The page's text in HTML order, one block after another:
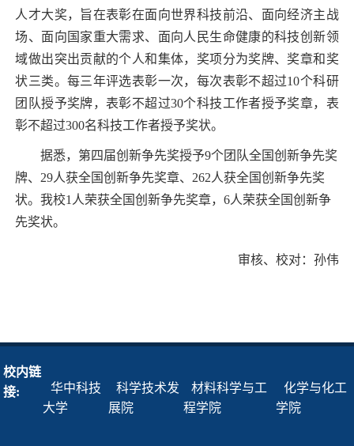
人才大奖，旨在表彰在面向世界科技前沿、面向经济主战
场、面向国家重大需求、面向人民生命健康的科技创新领
域做出突出贡献的个人和集体，奖项分为奖牌、奖章和奖
状三类。每三年评选表彰一次，每次表彰不超过10个科研
团队授予奖牌，表彰不超过30个科技工作者授予奖章，表
彰不超过300名科技工作者授予奖状。
据悉，第四届创新争先奖授予9个团队全国创新争先奖
牌、29人获全国创新争先奖章、262人获全国创新争先奖
状。我校1人荣获全国创新争先奖章，6人荣获全国创新争
先奖状。
审核、校对：孙伟
校内链
接:
华中科技
大学
科学技术发
展院
材料科学与工
程学院
化学与化工
学院